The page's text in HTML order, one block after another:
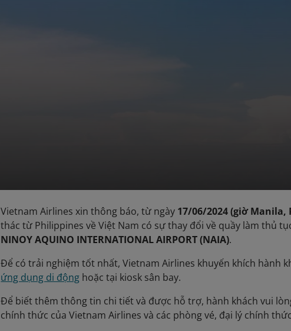
Vietnam Airlines xin thông báo, từ ngày 17/06/2024 (giờ Manila,
thác từ Philippines về Việt Nam có sự thay đổi về quầy làm thủ
NINOY AQUINO INTERNATIONAL AIRPORT (NAIA).
Để có trải nghiệm tốt nhất, Vietnam Airlines khuyến khích hành
ứng dụng di động hoặc tại kiosk sân bay.
Để biết thêm thông tin chi tiết và được hỗ trợ, hành khách vui
chính thức của Vietnam Airlines và các phòng vé, đại lý chính